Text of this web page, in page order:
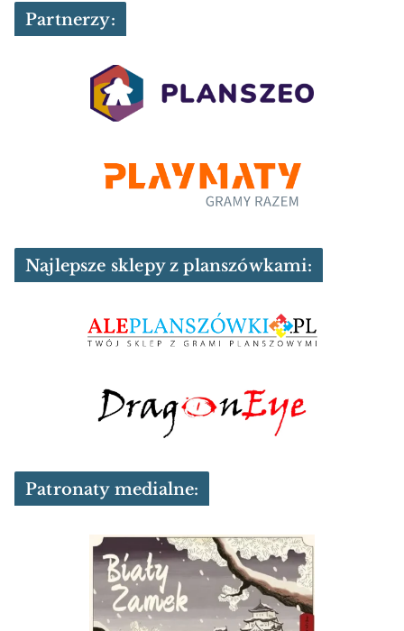
Partnerzy:
Najlepsze sklepy z planszówkami:
Patronaty medialne: